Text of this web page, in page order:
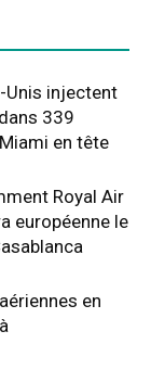
Unis injectent
339
en tête
Royal Air
européenne le
en